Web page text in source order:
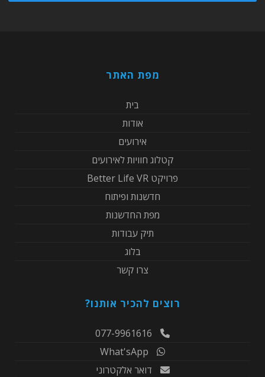
מפת האתר
בית
אודות
אירועים
קטלוג חוויות לאירועים
פרויקט Better Life VR
חדשנות ופיתוח
מפת החדשנות
תיק עבודות
בלוג
צרו קשר
רוצים להכיר אותנו?
דואר אלקטרוני